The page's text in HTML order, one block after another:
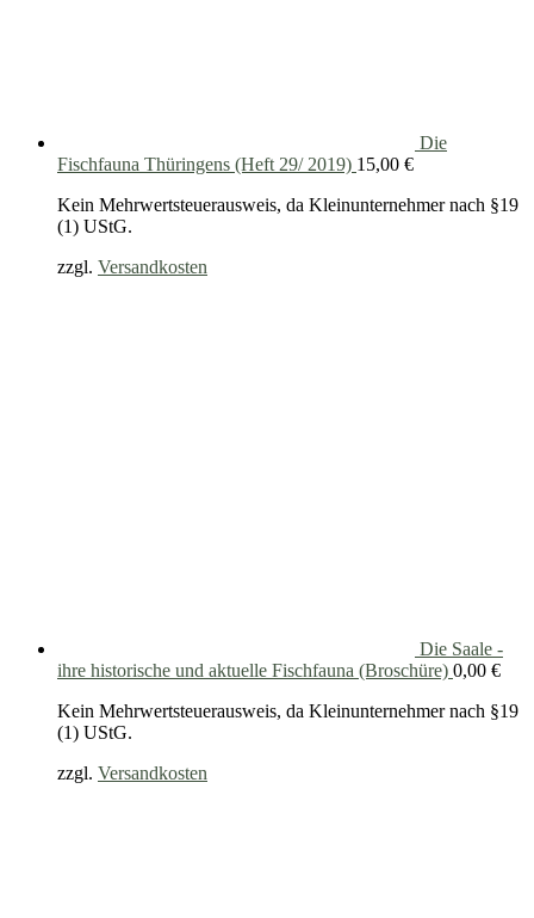
Die
Fischfauna Thüringens (Heft 29/ 2019) 15,00 €
Kein Mehrwertsteuerausweis, da Kleinunternehmer nach §19
(1) UStG.
zzgl. Versandkosten
Die Saale -
ihre historische und aktuelle Fischfauna (Broschüre) 0,00 €
Kein Mehrwertsteuerausweis, da Kleinunternehmer nach §19
(1) UStG.
zzgl. Versandkosten